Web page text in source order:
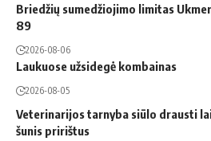
Briedžių sumedžiojimo limitas
89
2026-08-06
Laukuose užsidegė kombainas
2026-08-05
Veterinarijos tarnyba siūlo drausti
šunis pririštus